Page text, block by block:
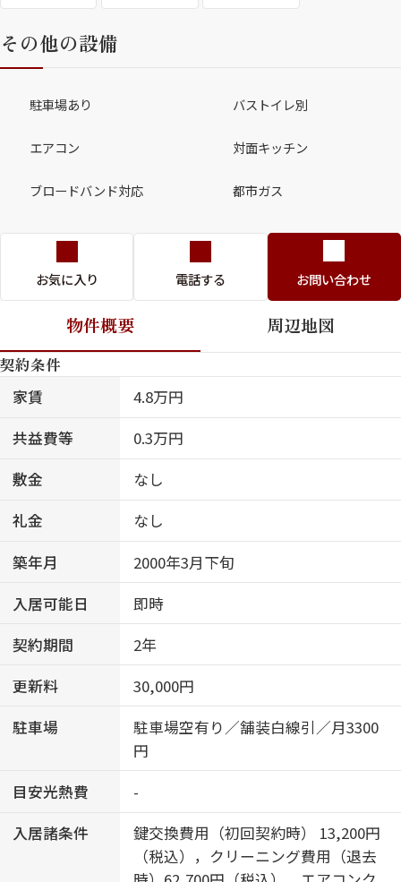
その他の設備
駐車場あり バストイレ別
エアコン 対面キッチン
ブロードバンド対応 都市ガス
お気に入り 電話する お問い合わせ
物件概要 周辺地図
契約条件
家賃
4.8万円
共益費等
0.3万円
敷金
なし
礼金
なし
築年月
2000年3月下旬
入居可能日
即時
契約期間
2年
更新料
30,000円
駐車場
駐車場空有り／舗装白線引／月3300
円
目安光熱費
-
入居諸条件
鍵交換費用（初回契約時） 13,200円
（税込），クリーニング費用（退去